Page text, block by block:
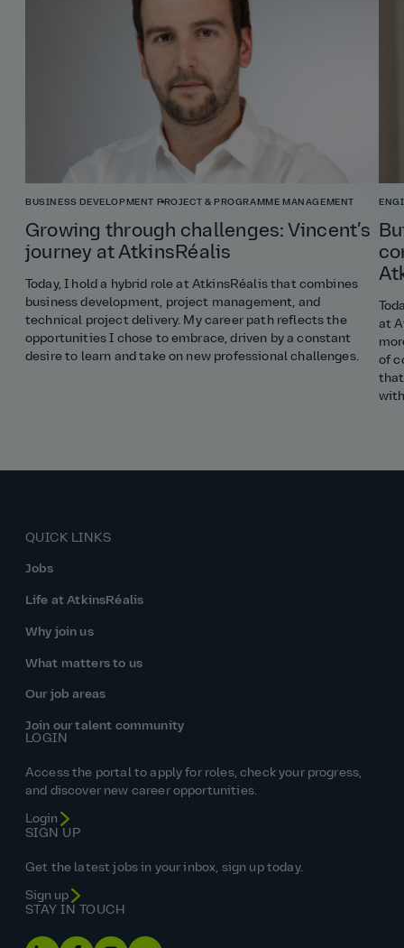
BUSINESS DEVELOPMENT PROJECT & PROGRAMME MANAGEMENT
Growing through challenges: Vincent’s
journey at AtkinsRéalis
Today, I hold a hybrid role at AtkinsRéalis that combines
business development, project management, and
technical project delivery. My career path reflects the
opportunities I chose to embrace, driven by a constant
desire to learn and take on new professional challenges.
at
of
that
QUICK LINKS
Jobs
Life at AtkinsRéalis
Why join us
What matters to us
Our job areas
Join our talent community
LOGIN
Access the portal to apply for roles, check your progress,
and discover new career opportunities.
Login
SIGN UP
Get the latest jobs in your inbox, sign up today.
Sign up
STAY IN TOUCH